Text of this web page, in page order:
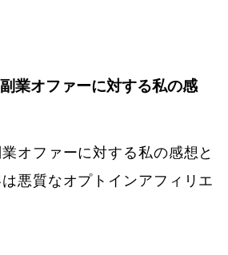
業オファーに対する私の感
オファーに対する私の感想と
悪質なオプトインアフィリエ